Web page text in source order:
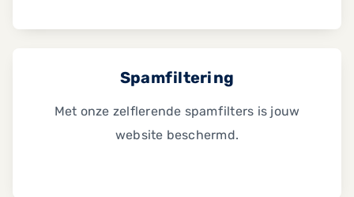
Spamfiltering
Met onze zelflerende spamfilters is jouw
website beschermd.